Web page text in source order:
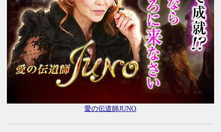
愛の伝道師JUNO